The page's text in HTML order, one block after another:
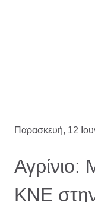
Παρασκευή, 12
Αγρίνιο:
ΚΝΕ στην